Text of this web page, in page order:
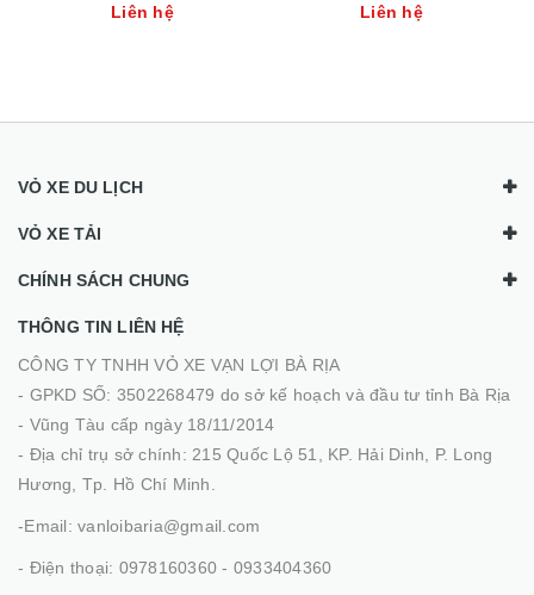
Liên hệ
Liên hệ
VỎ XE DU LỊCH
VỎ XE TẢI
CHÍNH SÁCH CHUNG
THÔNG TIN LIÊN HỆ
CÔNG TY TNHH VỎ XE VẠN LỢI BÀ RỊA
- GPKD SỐ: 3502268479 do sở kế hoạch và đầu tư tỉnh Bà Rịa
- Vũng Tàu cấp ngày 18/11/2014
- Địa chỉ trụ sở chính: 215 Quốc Lộ 51, KP. Hải Dinh, P. Long
Hương, Tp. Hồ Chí Minh.
-Email: vanloibaria@gmail.com
- Điện thoại: 0978160360 - 0933404360